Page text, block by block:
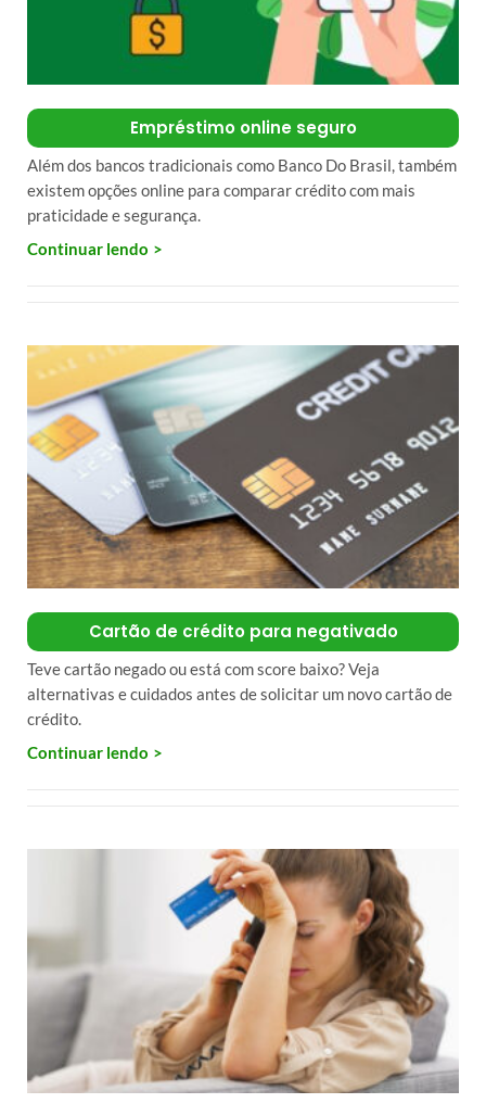
Empréstimo online seguro
Além dos bancos tradicionais como Banco Do Brasil, também
existem opções online para comparar crédito com mais
praticidade e segurança.
Continuar lendo
Cartão de crédito para negativado
Teve cartão negado ou está com score baixo? Veja
alternativas e cuidados antes de solicitar um novo cartão de
crédito.
Continuar lendo